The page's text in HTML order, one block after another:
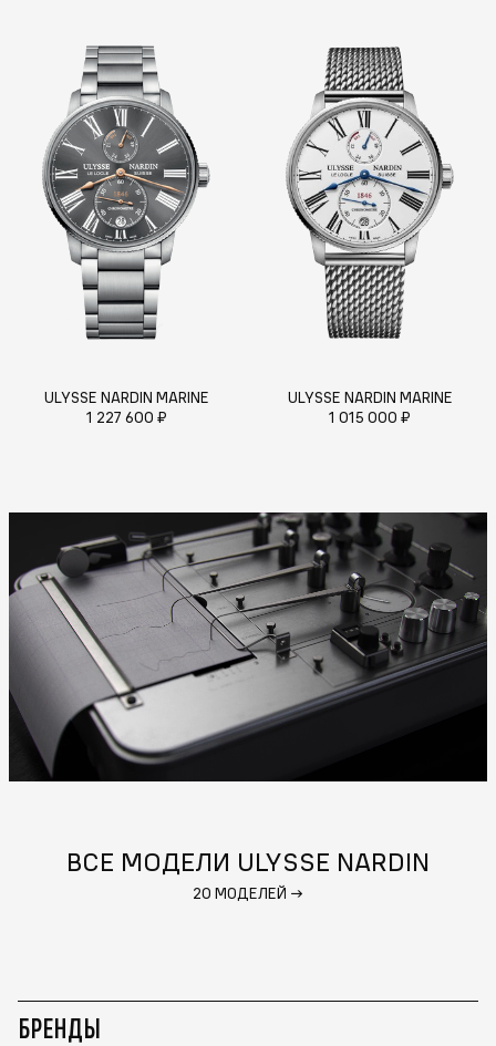
ULYSSE NARDIN MARINE
1 227 600 ₽
ULYSSE NARDIN MARINE
1 015 000 ₽
ВСЕ МОДЕЛИ ULYSSE NARDIN
20 МОДЕЛЕЙ →
БРЕНДЫ